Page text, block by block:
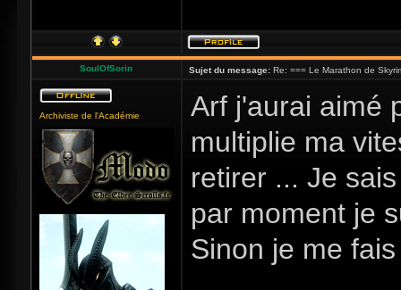
SoulOfSorin Sujet du message: Re: === Le Marathon de
Archiviste de l'Académie
Arf j'aurai aimé
multiplie ma
retirer ... Je
par moment je
Sinon je me